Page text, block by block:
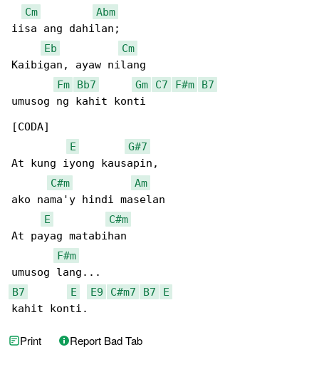
Cm
Abm
iisa ang dahilan;
Eb
Cm
Kaibigan, ayaw nilang
Fm
Bb7 Gm C7 F#m
B7
umusog ng kahit konti
[CODA]
E
G#7
At kung iyong kausapin,
C#m
Am
ako nama'y hindi maselan
E
C#m
At payag matabihan
F#m
B7
E E9 C#m7 B7
E
kahit konti.
Print Report Bad Tab